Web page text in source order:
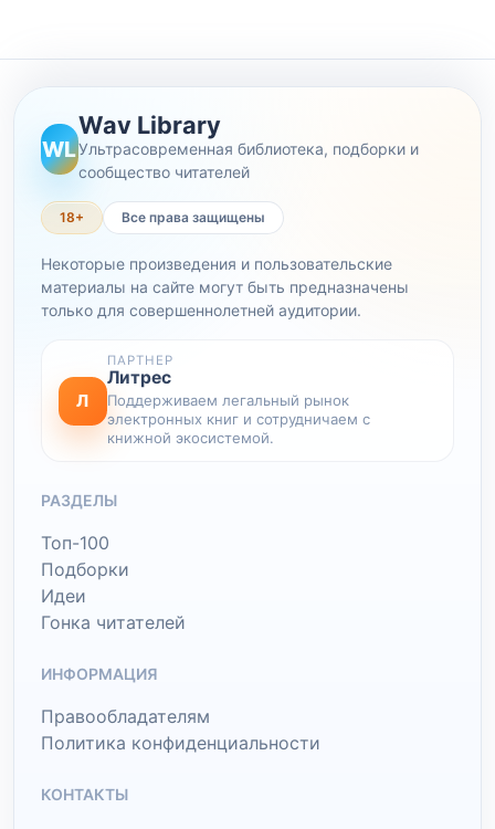
WL
Wav Library
Ультрасовременная библиотека, подборки и
сообщество читателей
18+ Все права защищены
Некоторые произведения и пользовательские
материалы на сайте могут быть предназначены
только для совершеннолетней аудитории.
Л
ПАРТНЕР
Литрес
Поддерживаем легальный рынок
электронных книг и сотрудничаем с
книжной экосистемой.
РАЗДЕЛЫ
Топ-100
Подборки
Идеи
Гонка читателей
ИНФОРМАЦИЯ
Правообладателям
Политика конфиденциальности
КОНТАКТЫ